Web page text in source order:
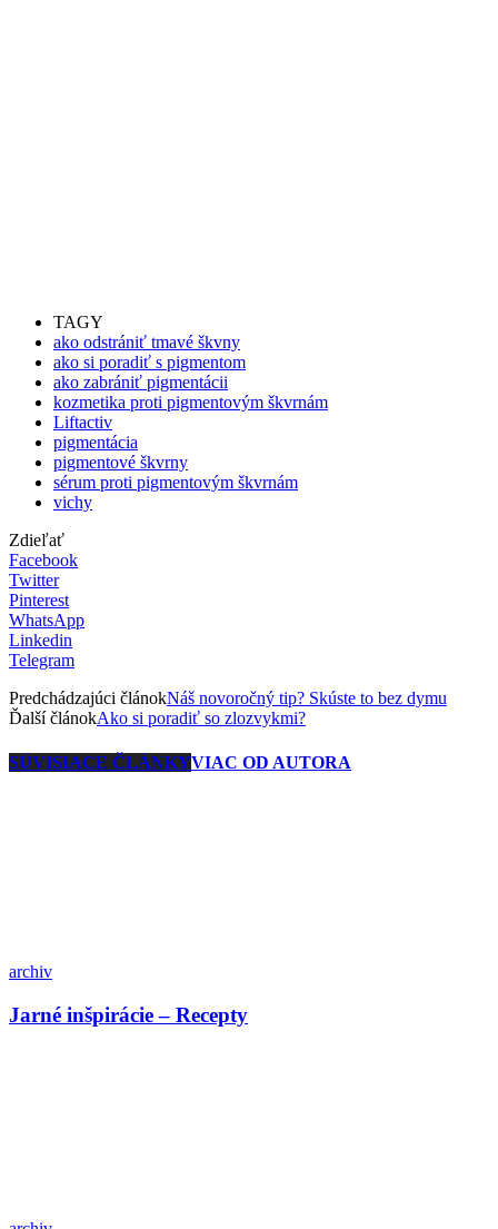
TAGY
ako odstrániť tmavé škvny
ako si poradiť s pigmentom
ako zabrániť pigmentácii
kozmetika proti pigmentovým škvrnám
Liftactiv
pigmentácia
pigmentové škvrny
sérum proti pigmentovým škvrnám
vichy
Zdieľať
Facebook
Twitter
Pinterest
WhatsApp
Linkedin
Telegram
Predchádzajúci článokNáš novoročný tip? Skúste to bez dymu
Ďalší článokAko si poradiť so zlozvykmi?
SÚVISIACE ČLÁNKYVIAC OD AUTORA
archiv
Jarné inšpirácie – Recepty